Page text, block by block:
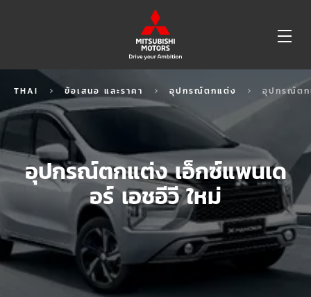
THAI ข้อเสนอ และราคา อุปกรณ์ตกแต่ง อุปกรณ์ตก
อุปกรณ์ตกแต่ง เอ็กซ์แพนเด
อร์ เอชอีวี ใหม่